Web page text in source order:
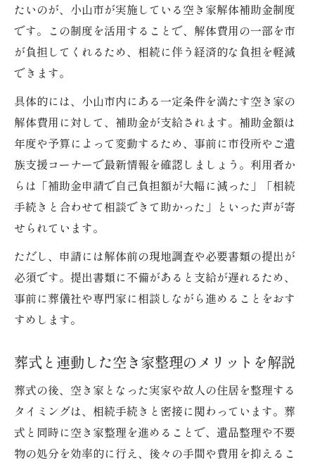
たいのが、小山市が実施している空き家解体補助金制度
です。この制度を活用することで、解体費用の一部を市
が負担してくれるため、相続に伴う経済的な負担を軽減
できます。
具体的には、小山市内にある一定条件を満たす空き家の
解体費用に対して、補助金が支給されます。補助金額は
年度や予算によって変動するため、事前に市役所やご遺
族支援コーナーで最新情報を確認しましょう。利用者か
らは「補助金申請で自己負担額が大幅に減った」「相続
手続きと合わせて相談できて助かった」といった声が寄
せられています。
ただし、申請には解体前の現地調査や必要書類の提出が
必須です。提出書類に不備があると支給が遅れるため、
事前に葬儀社や専門家に相談しながら進めることをおす
すめします。
葬式と連動した空き家整理のメリットを解説
葬式の後、空き家となった実家や故人の住居を整理する
タイミングは、相続手続きと密接に関わっています。葬
式と同時に空き家整理を進めることで、遺品整理や不要
物の処分を効率的に行え、後々の手間や費用を抑えるこ